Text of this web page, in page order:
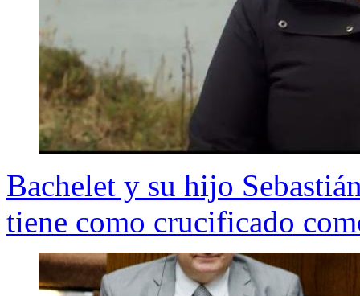
Bachelet y su hijo
tiene como crucificado